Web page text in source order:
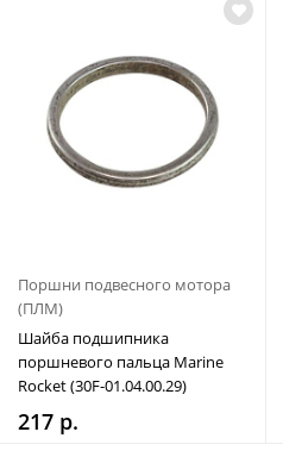
Поршни подвесного мотора
(ПЛМ)
Шайба подшипника
поршневого пальца Marine
Rocket (30F-01.04.00.29)
217 р.